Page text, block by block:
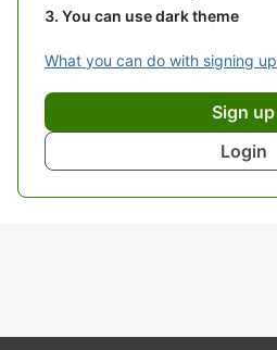
You can use dark theme
What you can do with signing up
Sign up
Login